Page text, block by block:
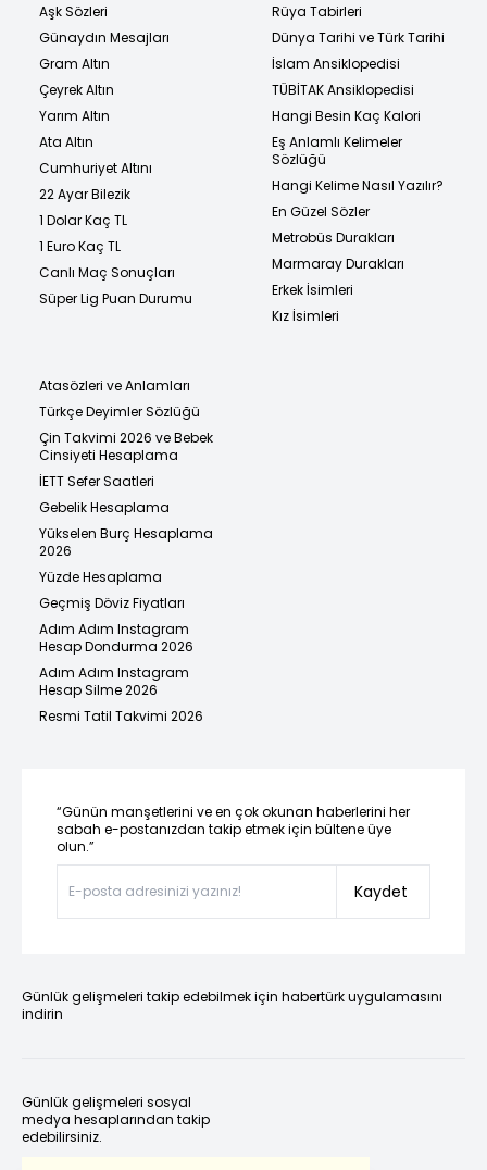
Aşk Sözleri
Günaydın Mesajları
Gram Altın
Çeyrek Altın
Yarım Altın
Ata Altın
Cumhuriyet Altını
22 Ayar Bilezik
1 Dolar Kaç TL
1 Euro Kaç TL
Canlı Maç Sonuçları
Süper Lig Puan Durumu
Rüya Tabirleri
Dünya Tarihi ve Türk Tarihi
İslam Ansiklopedisi
TÜBİTAK Ansiklopedisi
Hangi Besin Kaç Kalori
Eş Anlamlı Kelimeler
Sözlüğü
Hangi Kelime Nasıl Yazılır?
En Güzel Sözler
Metrobüs Durakları
Marmaray Durakları
Erkek İsimleri
Kız İsimleri
Atasözleri ve Anlamları
Türkçe Deyimler Sözlüğü
Çin Takvimi 2026 ve Bebek
Cinsiyeti Hesaplama
İETT Sefer Saatleri
Gebelik Hesaplama
Yükselen Burç Hesaplama
2026
Yüzde Hesaplama
Geçmiş Döviz Fiyatları
Adım Adım Instagram
Hesap Dondurma 2026
Adım Adım Instagram
Hesap Silme 2026
Resmi Tatil Takvimi 2026
“Günün manşetlerini ve en çok okunan haberlerini her
sabah e-postanızdan takip etmek için bültene üye
olun.”
Kaydet
Günlük gelişmeleri takip edebilmek için habertürk uygulamasını
indirin
Günlük gelişmeleri sosyal
medya hesaplarından takip
edebilirsiniz.